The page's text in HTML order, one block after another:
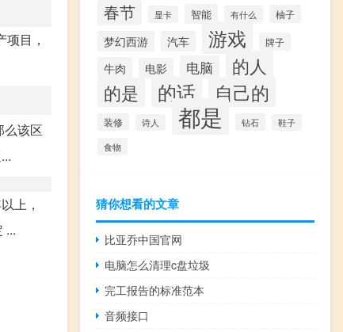
目，
么该区
上，
...
春节 显卡 智能 有什么 柚子
梦幻西游 汽车 游戏 牌子
牛肉 电影 电脑
的人
的是
的话 自己的
装修 诗人 都是 钻石 鞋子
食物
猜你想看的文章
比亚乔中国官网
电脑怎么清理c盘垃圾
完工报告的标准范本
音频接口